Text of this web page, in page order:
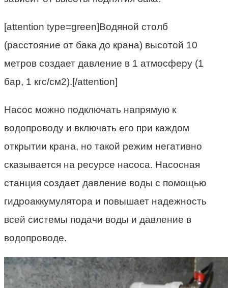
[attention type=green]Водяной столб
(расстояние от бака до крана) высотой 10
метров создает давление в 1 атмосферу (1
бар, 1 кгс/см2).[/attention]
Насос можно подключать напрямую к
водопроводу и включать его при каждом
открытии крана, но такой режим негативно
сказывается на ресурсе насоса. Насосная
станция создает давление воды с помощью
гидроаккумулятора и повышает надежность
всей системы подачи воды и давление в
водопроводе.